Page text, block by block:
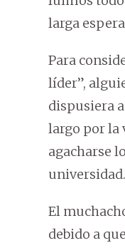
larga
Para
líder”,
dispusiera
largo por la
agacharse
El
debido a